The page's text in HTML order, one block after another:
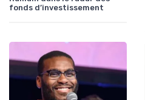
fonds d’investissement